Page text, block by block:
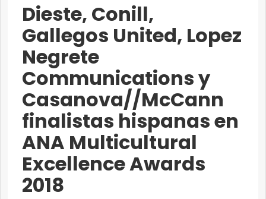
Dieste, Conill,
Gallegos United, Lopez
Negrete
Communications y
Casanova//McCann
finalistas hispanas en
ANA Multicultural
Excellence Awards
2018